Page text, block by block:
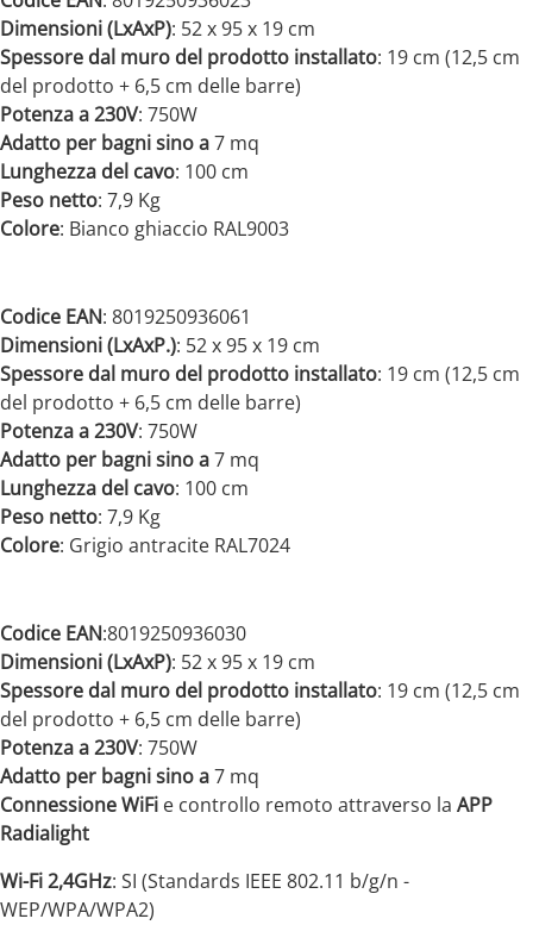
Dimensioni (LxAxP): 52 x 95 x 19 cm
Spessore dal muro del prodotto installato: 19 cm (12,5 cm
del prodotto + 6,5 cm delle barre)
Potenza a 230V: 750W
Adatto per bagni sino a7 mq
Lunghezza del cavo: 100 cm
Peso netto: 7,9 Kg
Colore: Bianco ghiaccio RAL9003
Codice EAN: 8019250936061
Dimensioni (LxAxP.): 52 x 95 x 19 cm
Spessore dal muro del prodotto installato: 19 cm (12,5 cm
del prodotto + 6,5 cm delle barre)
Potenza a 230V: 750W
Adatto per bagni sino a7 mq
Lunghezza del cavo: 100 cm
Peso netto: 7,9 Kg
Colore: Grigio antracite RAL7024
Codice EAN:8019250936030
Dimensioni (LxAxP): 52 x 95 x 19 cm
Spessore dal muro del prodotto installato: 19 cm (12,5 cm
del prodotto + 6,5 cm delle barre)
Potenza a 230V: 750W
Adatto per bagni sino a7 mq
Connessione WiFi e controllo remoto attraverso la APP
Radialight
Wi-Fi 2,4GHz: SI (Standards IEEE 802.11 b/g/n -
WEP/WPA/WPA2)